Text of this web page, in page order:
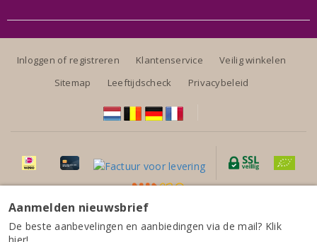
Inloggen of registreren Klantenservice
Veilig winkelen
Sitemap
Leeftijdscheck Privacybeleid
Aanmelden nieuwsbrief
De beste aanbevelingen en aanbiedingen via de mail? Klik